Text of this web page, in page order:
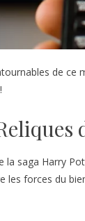
de ce
saga Harry
les forces du